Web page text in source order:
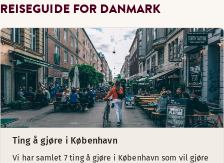
REISEGUIDE FOR DANMARK
Ting å gjøre i København
Vi har samlet 7 ting å gjøre i København som vil gjøre